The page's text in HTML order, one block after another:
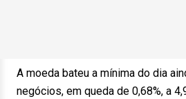
A moeda bateu a mínima do dia
negócios, em queda de 0,68%, a